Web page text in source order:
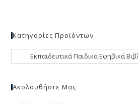
Κατηγορίες Προϊόντων
Ακολουθήστε Μας